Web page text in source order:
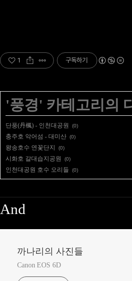
1 구독하기
'풍경' 카테고리의
단풍(丹楓) - 인천대공원 (0)
충주호 악어섬 - 대미산 (0)
왕송호수 연꽃단지 (0)
시화호 갈대습지공원 (0)
인천대공원 호수 오리들 (0)
And
까나리의 사진들
Canon EOS 6D